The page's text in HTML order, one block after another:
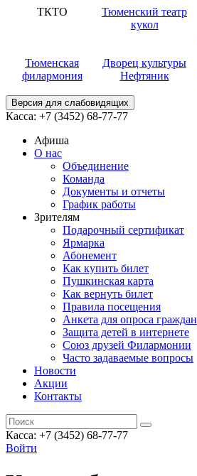
ТКТО
Тюменский театр
кукол
Тюменская
филармония
Дворец культуры
Нефтяник
Версия для слабовидящих
Касса: +7 (3452) 68-77-77
Афиша
О нас
Объединение
Команда
Документы и отчеты
График работы
Зрителям
Подарочный сертификат
Ярмарка
Абонемент
Как купить билет
Пушкинская карта
Как вернуть билет
Правила посещения
Анкета для опроса граждан
Защита детей в интернете
Союз друзей Филармонии
Часто задаваемые вопросы
Новости
Акции
Контакты
Касса: +7 (3452) 68-77-77
Войти